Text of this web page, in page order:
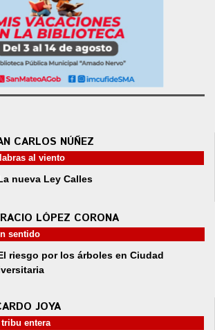
CARLOS NÚÑEZ
al viento
nueva Ley Calles
LÓPEZ CORONA
sentido
riesgo por los árboles en Ciudad
JOYA
tribu entera